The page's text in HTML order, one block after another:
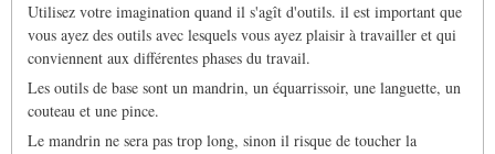
Utilisez votre imagination quand il s'agît d'outils. il est important que
vous ayez des outils avec lesquels vous ayez plaisir à travailler et qui
conviennent aux différentes phases du travail.
Les outils de base sont un mandrin, un équarrissoir, une languette, un
couteau et une pince.
Le mandrin ne sera pas trop long, sinon il risque de toucher la